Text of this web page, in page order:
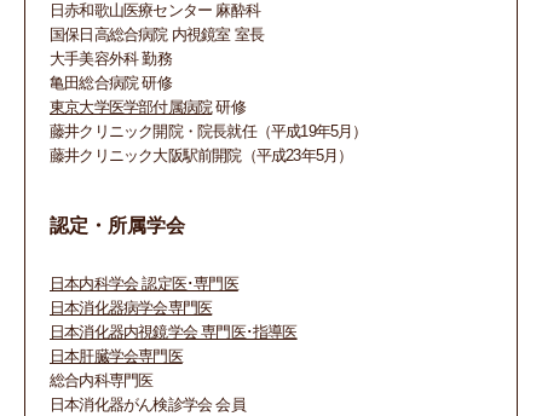
日赤和歌山医療センター 麻酔科
国保日高総合病院 内視鏡室 室長
大手美容外科 勤務
亀田総合病院 研修
東京大学医学部付属病院研修
藤井クリニック開院・院長就任（平成19年5月）
藤井クリニック大阪駅前開院（平成23年5月）
認定・所属学会
日本内科学会 認定医･専門医
日本消化器病学会専門医
日本消化器内視鏡学会 専門医･指導医
日本肝臓学会専門医
総合内科専門医
日本消化器がん検診学会 会員